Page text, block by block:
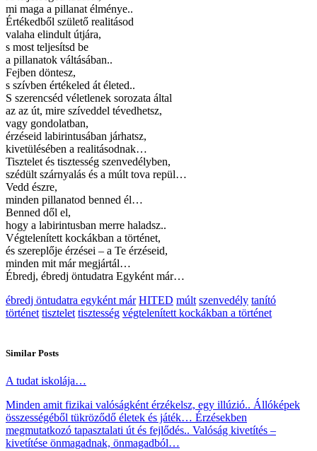
mi maga a pillanat élménye..
Értékedből születő realitásod
valaha elindult útjára,
s most teljesítsd be
a pillanatok váltásában..
Fejben döntesz,
s szívben értékeled át életed..
S szerencséd véletlenek sorozata által
az az út, mire szíveddel tévedhetsz,
vagy gondolatban,
érzéseid labirintusában járhatsz,
kivetülésében a realitásodnak…
Tisztelet és tisztesség szenvedélyben,
szédült szárnyalás és a múlt tova repül…
Vedd észre,
minden pillanatod benned él…
Benned dől el,
hogy a labirintusban merre haladsz..
Végtelenített kockákban a történet,
és szereplője érzései – a Te érzéseid,
minden mit már megjártál…
Ébredj, ébredj öntudatra Egyként már…
ébredj öntudatra egyként már HITED múlt szenvedély tanító
történet tisztelet tisztesség végtelenített kockákban a történet
Similar Posts
A tudat iskolája…
Minden amit fizikai valóságként érzékelsz, egy illúzió.. Állóképek
összességéből tükröződő életek és játék… Érzésekben
megmutatkozó tapasztalati út és fejlődés.. Valóság kivetítés –
kivetítése önmagadnak, önmagadból…